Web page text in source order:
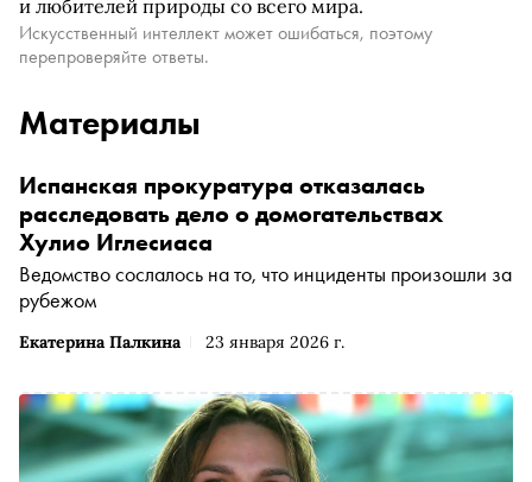
и любителей природы со всего мира.
Искусственный интеллект может ошибаться, поэтому
перепроверяйте ответы.
Материалы
Екатерина Палкина 23 января 2026 г.
Испанская прокуратура отказалась
расследовать дело о домогательствах
Хулио Иглесиаса
Ведомство сослалось на то, что инциденты произошли за
рубежом